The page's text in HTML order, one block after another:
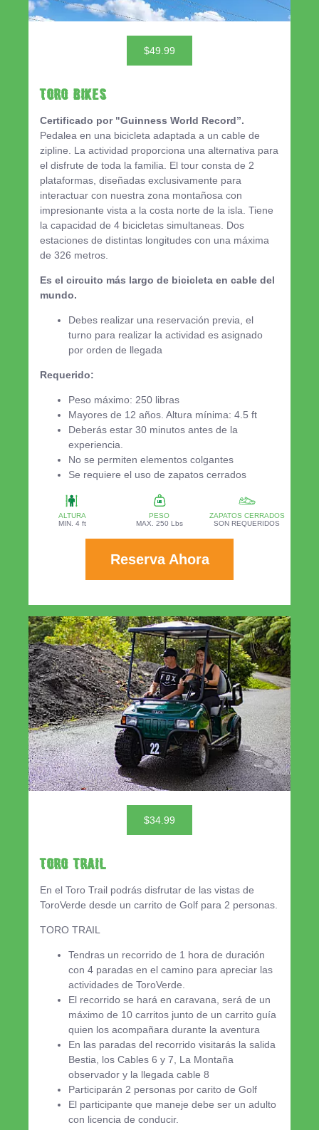
$49.99
TORO BIKES
Certificado por "Guinness World Record”.
Pedalea en una bicicleta adaptada a un cable de
zipline. La actividad proporciona una alternativa para
el disfrute de toda la familia. El tour consta de 2
plataformas, diseñadas exclusivamente para
interactuar con nuestra zona montañosa con
impresionante vista a la costa norte de la isla. Tiene
la capacidad de 4 bicicletas simultaneas. Dos
estaciones de distintas longitudes con una máxima
de 326 metros.
Es el circuito más largo de bicicleta en cable del
mundo.
Debes realizar una reservación previa, el
turno para realizar la actividad es asignado
por orden de llegada
Requerido:
Peso máximo: 250 libras
Mayores de 12 años. Altura mínima: 4.5 ft
Deberás estar 30 minutos antes de la
experiencia.
No se permiten elementos colgantes
Se requiere el uso de zapatos cerrados
ALTURA
MIN. 4 ft
PESO
MAX. 250 Lbs
ZAPATOS CERRADOS
SON REQUERIDOS
Reserva Ahora
$34.99
Toro Trail
En el Toro Trail podrás disfrutar de las vistas de
ToroVerde desde un carrito de Golf para 2 personas.
TORO TRAIL
Tendras un recorrido de 1 hora de duración
con 4 paradas en el camino para apreciar las
actividades de ToroVerde.
El recorrido se hará en caravana, será de un
máximo de 10 carritos junto de un carrito guía
quien los acompañara durante la aventura
En las paradas del recorrido visitarás la salida
Bestia, los Cables 6 y 7, La Montaña
observador y la llegada cable 8
Participarán 2 personas por carito de Golf
El participante que maneje debe ser un adulto
con licencia de conducir.